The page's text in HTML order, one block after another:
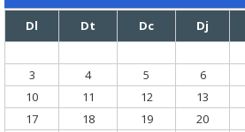
Dl Dt Dc Dj
3
4 5 6
10
11 12 13
17
18 19 20